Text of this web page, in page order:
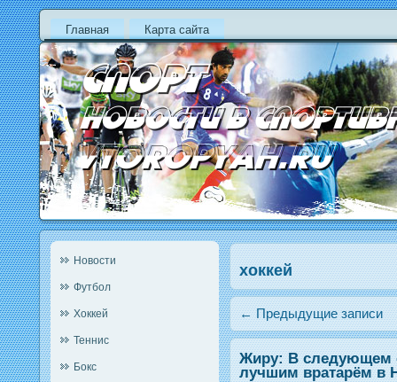
Главная Карта сайта
Новости
Футбол
Хоккей
Теннис
Бокс
хоккей
←Предыдущие записи
Жиру: В следующем
лучшим вратарём в